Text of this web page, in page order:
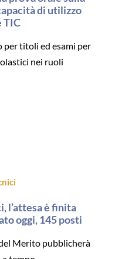
di utilizzo
TIC
per titoli ed esami per
nei ruoli
l’attesa è finita
oggi, 145 posti
Merito pubblicherà